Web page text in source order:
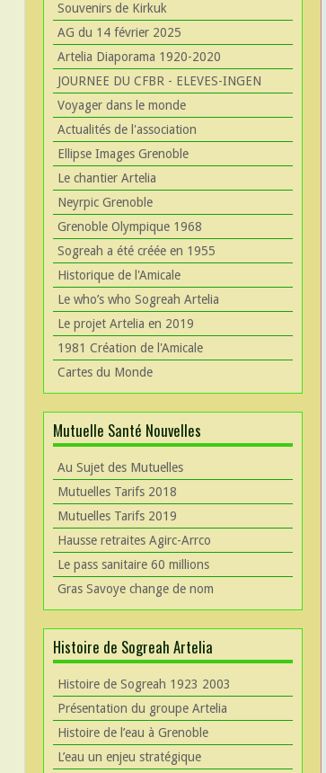
Souvenirs de Kirkuk
AG du 14 février 2025
Artelia Diaporama 1920-2020
JOURNEE DU CFBR - ELEVES-INGEN
Voyager dans le monde
Actualités de l'association
Ellipse Images Grenoble
Le chantier Artelia
Neyrpic Grenoble
Grenoble Olympique 1968
Sogreah a été créée en 1955
Historique de l'Amicale
Le who’s who Sogreah Artelia
Le projet Artelia en 2019
1981 Création de l'Amicale
Cartes du Monde
Mutuelle Santé Nouvelles
Au Sujet des Mutuelles
Mutuelles Tarifs 2018
Mutuelles Tarifs 2019
Hausse retraites Agirc-Arrco
Le pass sanitaire 60 millions
Gras Savoye change de nom
Histoire de Sogreah Artelia
Histoire de Sogreah 1923 2003
Présentation du groupe Artelia
Histoire de l’eau à Grenoble
L’eau un enjeu stratégique